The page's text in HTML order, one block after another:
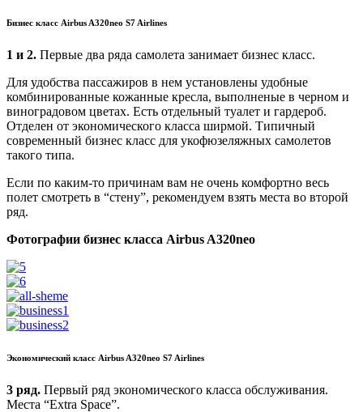
Бизнес класс Airbus A320neo S7 Airlines
1 и 2. Первые два ряда самолета занимает бизнес класс.
Для удобства пассажиров в нем установлены удобные
комбинированные кожанные кресла, выполненые в черном и
виноградовом цветах. Есть отдельный туалет и гардероб.
Отделен от экономического класса ширмой. Типичный
современный бизнес класс для укофюзеляжных самолетов
такого типа.
Если по каким-то причинам вам не очень комфортно весь
полет смотреть в “стену”, рекомендуем взять места во второй
ряд.
Фотографии бизнес класса Airbus A320neo
Экономический класс Airbus A320neo S7 Airlines
3 ряд. Первый ряд экономического класса обслуживания.
Места “Extra Space”.